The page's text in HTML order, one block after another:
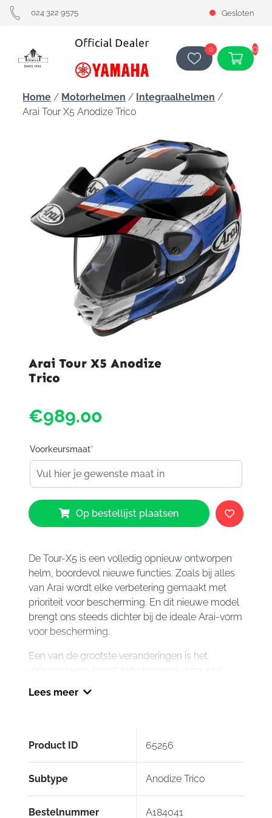
024 322 9575 Gesloten
0 0
Home / Motorhelmen / Integraalhelmen /
Arai Tour X5 Anodize Trico
Arai Tour X5 Anodize
Trico
€989.00
Voorkeursmaat*
Arai
Tour
X5
Trico
aantal
Op bestellijst plaatsen
De Tour-X5 is een volledig opnieuw ontworpen
helm, boordevol nieuwe functies. Zoals bij alles
van Arai wordt elke verbetering gemaakt met
prioriteit voor bescherming. En dit nieuwe model
brengt ons steeds dichter bij de ideale Arai-vorm
voor bescherming.
Een van de grootste veranderingen is het
maximaliseren, wat betekent dat er meer
oppervlak is om impactenergie af te gluren en
verwijdering van het vizier mogelijk maakt en
piek. Het vizier zelf is opnieuw ontworpen voor
Lees meer
Product ID 65256
Subtype Anodize Trico
Bestelnummer A184041